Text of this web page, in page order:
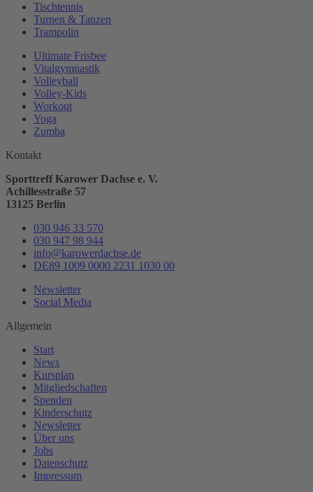
Tischtennis
Turnen & Tanzen
Trampolin
Ultimate Frisbee
Vitalgymnastik
Volleyball
Volley-Kids
Workout
Yoga
Zumba
Kontakt
Sporttreff Karower Dachse e. V.
Achillesstraße 57
13125 Berlin
030 946 33 570
030 947 98 944
info@karowerdachse.de
DE89 1009 0000 2231 1030 00
Newsletter
Social Media
Allgemein
Start
News
Kursplan
Mitgliedschaften
Spenden
Kinderschutz
Newsletter
Über uns
Jobs
Datenschutz
Impressum